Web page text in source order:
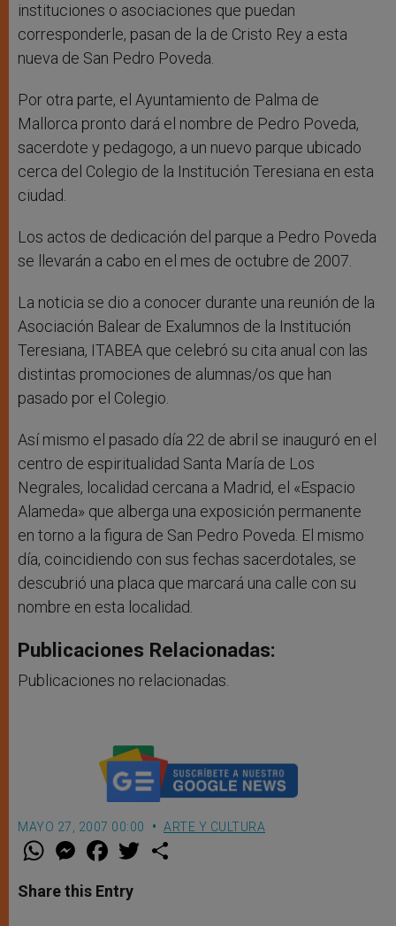
instituciones o asociaciones que puedan
corresponderle, pasan de la de Cristo Rey a esta
nueva de San Pedro Poveda.
Por otra parte, el Ayuntamiento de Palma de
Mallorca pronto dará el nombre de Pedro Poveda,
sacerdote y pedagogo, a un nuevo parque ubicado
cerca del Colegio de la Institución Teresiana en esta
ciudad.
Los actos de dedicación del parque a Pedro Poveda
se llevarán a cabo en el mes de octubre de 2007.
La noticia se dio a conocer durante una reunión de la
Asociación Balear de Exalumnos de la Institución
Teresiana, ITABEA que celebró su cita anual con las
distintas promociones de alumnas/os que han
pasado por el Colegio.
Así mismo el pasado día 22 de abril se inauguró en el
centro de espiritualidad Santa María de Los
Negrales, localidad cercana a Madrid, el «Espacio
Alameda» que alberga una exposición permanente
en torno a la figura de San Pedro Poveda. El mismo
día, coincidiendo con sus fechas sacerdotales, se
descubrió una placa que marcará una calle con su
nombre en esta localidad.
Publicaciones Relacionadas:
Publicaciones no relacionadas.
MAYO 27, 2007 00:00 ARTE Y CULTURA
W
t
s
M
e
s
e
F
a
e
b
w
Share this Entry